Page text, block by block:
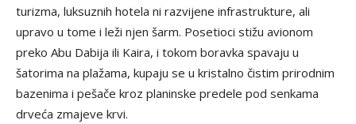
turizma, luksuznih hotela ni razvijene infrastrukture, ali
upravo u tome i leži njen šarm. Posetioci stižu avionom
preko Abu Dabija ili Kaira, i tokom boravka spavaju u
šatorima na plažama, kupaju se u kristalno čistim prirodnim
bazenima i pešače kroz planinske predele pod senkama
drveća zmajeve krvi.